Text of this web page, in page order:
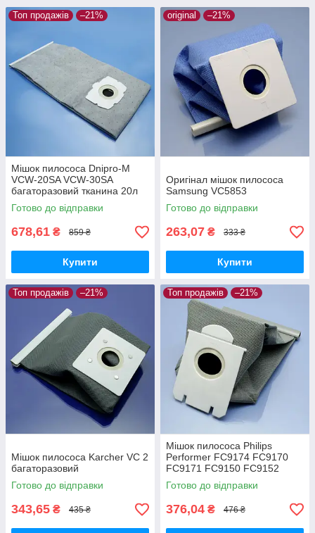
Топ продажів –21%
Мішок пилососа Dnipro-M
VCW-20SA VCW-30SA
багаторазовий тканина 20л
Готово до відправки
678,61 ₴ 859 ₴
Купити
original –21%
Оригінал мішок пилососа
Samsung VC5853
Готово до відправки
263,07 ₴ 333 ₴
Купити
Топ продажів –21%
Мішок пилососа Karcher VC 2
багаторазовий
Готово до відправки
343,65 ₴ 435 ₴
Топ продажів –21%
Мішок пилососа Philips
Performer FC9174 FC9170
FC9171 FC9150 FC9152
FC9160 FC9162 FC9166
FC9173 FC9175 FC9176
багаторазовий
Готово до відправки
376,04 ₴ 476 ₴